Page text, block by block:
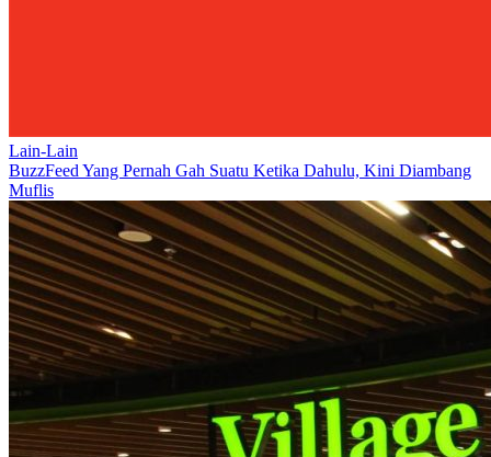
Lain-Lain
BuzzFeed Yang Pernah Gah Suatu Ketika Dahulu, Kini Diambang
Muflis